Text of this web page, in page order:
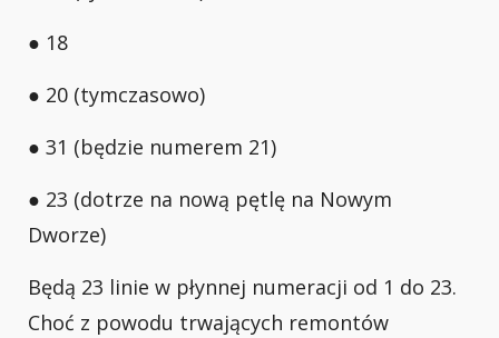
● 18
● 20 (tymczasowo)
● 31 (będzie numerem 21)
● 23 (dotrze na nową pętlę na Nowym
Dworze)
Będą 23 linie w płynnej numeracji od 1 do 23.
Choć z powodu trwających remontów